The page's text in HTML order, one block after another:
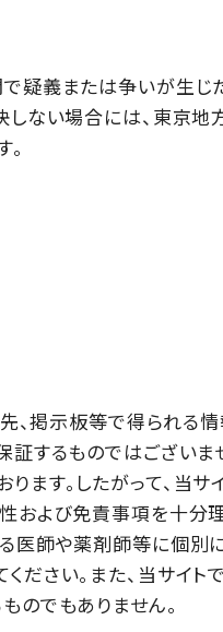
疑義または争いが生じ
しない場合には、東京
、掲示板等で得られる
するものではございま
ます。したがって、当
および免責事項を十分
医師や薬剤師等に個別
さい。また、当サイト
のでもありません。